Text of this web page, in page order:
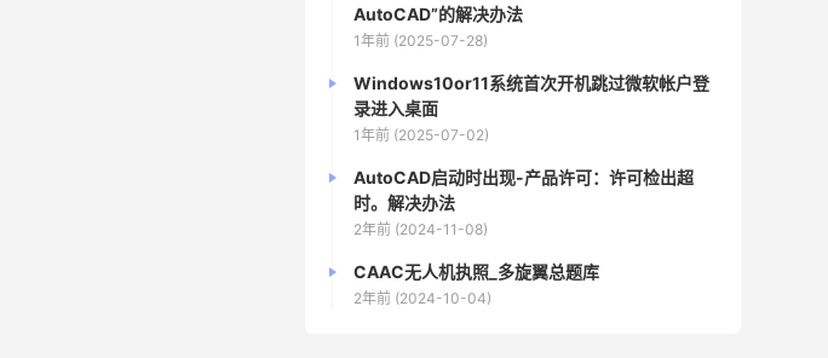
AutoCAD”的解决办法
1年前 (2025-07-28)
Windows10or11系统首次开机跳过微软帐户登
录进入桌面
1年前 (2025-07-02)
AutoCAD启动时出现-产品许可：许可检出超
时。解决办法
2年前 (2024-11-08)
CAAC无人机执照_多旋翼总题库
2年前 (2024-10-04)